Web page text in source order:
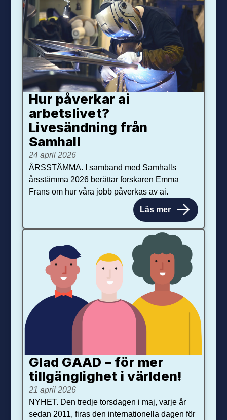
Hur påverkar ai
arbetslivet?
Livesändning från
Samhall
24 april 2026
ÅRSSTÄMMA. I samband med Samhalls
årsstämma 2026 berättar forskaren Emma
Frans om hur våra jobb påverkas av ai.
Läs mer
Glad GAAD – för mer
tillgänglighet i världen!
21 april 2026
NYHET. Den tredje torsdagen i maj, varje år
sedan 2011, firas den internationella dagen för